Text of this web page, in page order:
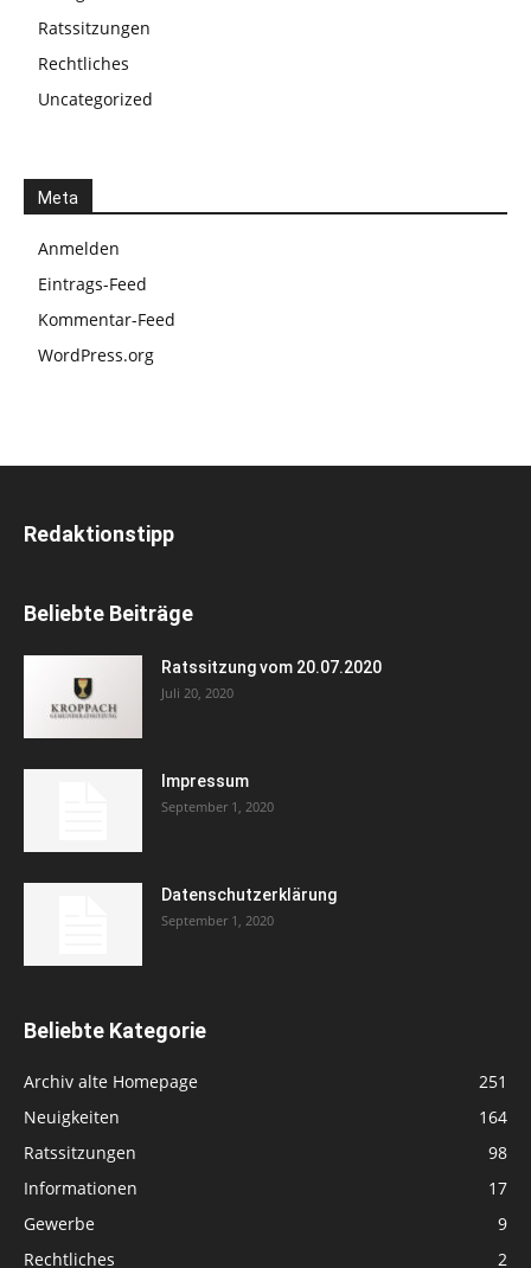
Ratssitzungen
Rechtliches
Uncategorized
Meta
Anmelden
Eintrags-Feed
Kommentar-Feed
WordPress.org
Redaktionstipp
Beliebte Beiträge
Ratssitzung vom 20.07.2020
Juli 20, 2020
Impressum
September 1, 2020
Datenschutzerklärung
September 1, 2020
Beliebte Kategorie
Archiv alte Homepage
251
Neuigkeiten
164
Ratssitzungen
98
Informationen
17
Gewerbe
9
Rechtliches
2